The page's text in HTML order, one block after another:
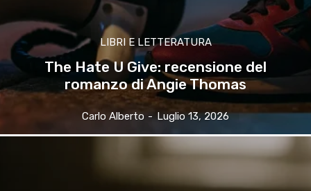
LIBRI E LETTERATURA
The Hate U Give: recensione del
romanzo di Angie Thomas
Carlo Alberto - Luglio 13, 2026